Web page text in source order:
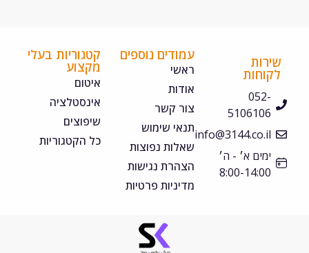
052-
5106106
info@3144.co.il
ימים א׳ - ה׳
8:00-14:00
עמודים נוספים
צור קשר
תנאי שימוש
שאלות נפוצות
הצהרת נגישות
מדיניות פרטיות
קטגוריות בעלי
אינסטלציה
שיפוצים
כל הקטגוריות